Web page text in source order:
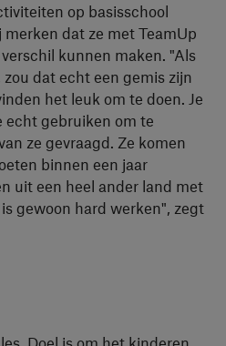
op basisschool
dat ze met TeamUp
kunnen maken. "Als
dat echt een gemis zijn
het leuk om te doen. Je
echt gebruiken om te
ze gevraagd. Ze komen
binnen een jaar
uit een heel ander land met
gewoon hard werken", zegt
Doel is om het kinderen